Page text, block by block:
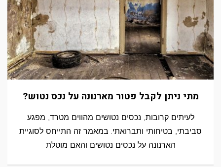
מתי ניתן לקבל פטור מארנונה על נכס נטוש?
לעיתים קרובות, נכסים נטושים מהווים מטרד, מפגע
סביבתי, בטיחותי ותברואתי. במאמר זה התייחס לסוגיית
הארנונה על נכסים נטושים והאם מוטלת